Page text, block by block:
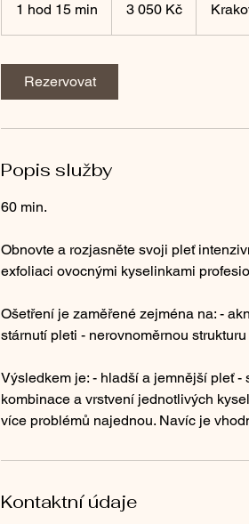
1 hod 15 min
h
korun3 050 Kč
Rezervovat
Popis služby
60 min.
Obnovte a rozjasněte svoji pleť
exfoliaci ovocnými kyselinkami
Ošetření je zaměřené zejména na: -
stárnutí pleti - nerovnoměrnou
Výsledkem je: - hladší a jemnější pleť
kombinace a vrstvení jednotlivých
více problémů najednou. Navíc je
Kontaktní údaje